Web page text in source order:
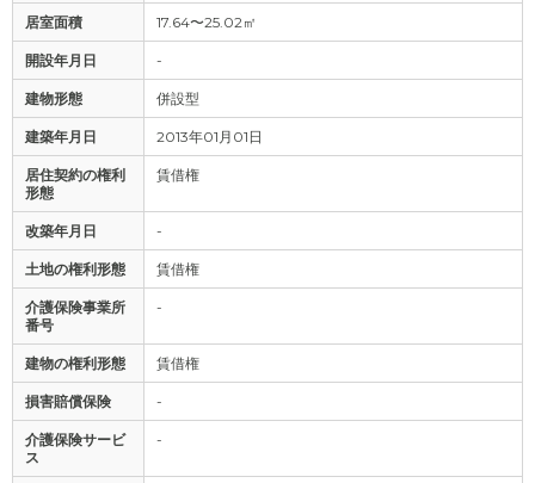
居室面積 17.64〜25.02㎡
開設年月日 -
建物形態 併設型
建築年月日 2013年01月01日
居住契約の権利
形態
賃借権
改築年月日 -
土地の権利形態 賃借権
介護保険事業所
番号
-
建物の権利形態 賃借権
損害賠償保険 -
介護保険サービ
ス
-